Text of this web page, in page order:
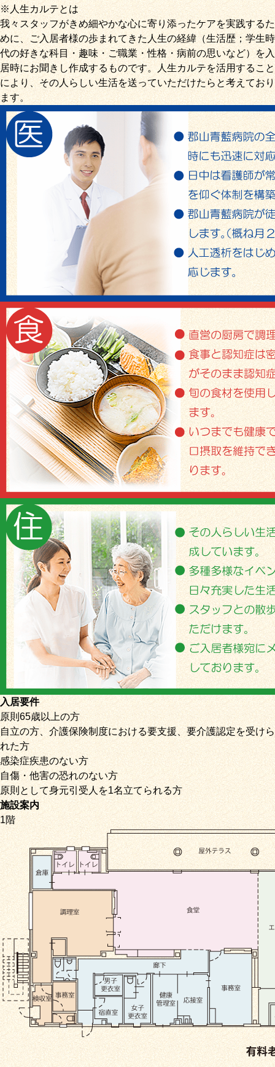
※人生カルテとは
我々スタッフがきめ細やかな心に寄り添ったケアを実践するた
めに、ご入居者様の歩まれてきた人生の経緯（生活歴；学生時
代の好きな科目・趣味・ご職業・性格・病前の思いなど）を入
居時にお聞きし作成するものです。人生カルテを活用すること
により、その人らしい生活を送っていただけたらと考えており
ます。
入居要件
原則65歳以上の方
自立の方、介護保険制度における要支援、要介護認定を受けら
れた方
感染症疾患のない方
自傷・他害の恐れのない方
原則として身元引受人を1名立てられる方
施設案内
1階